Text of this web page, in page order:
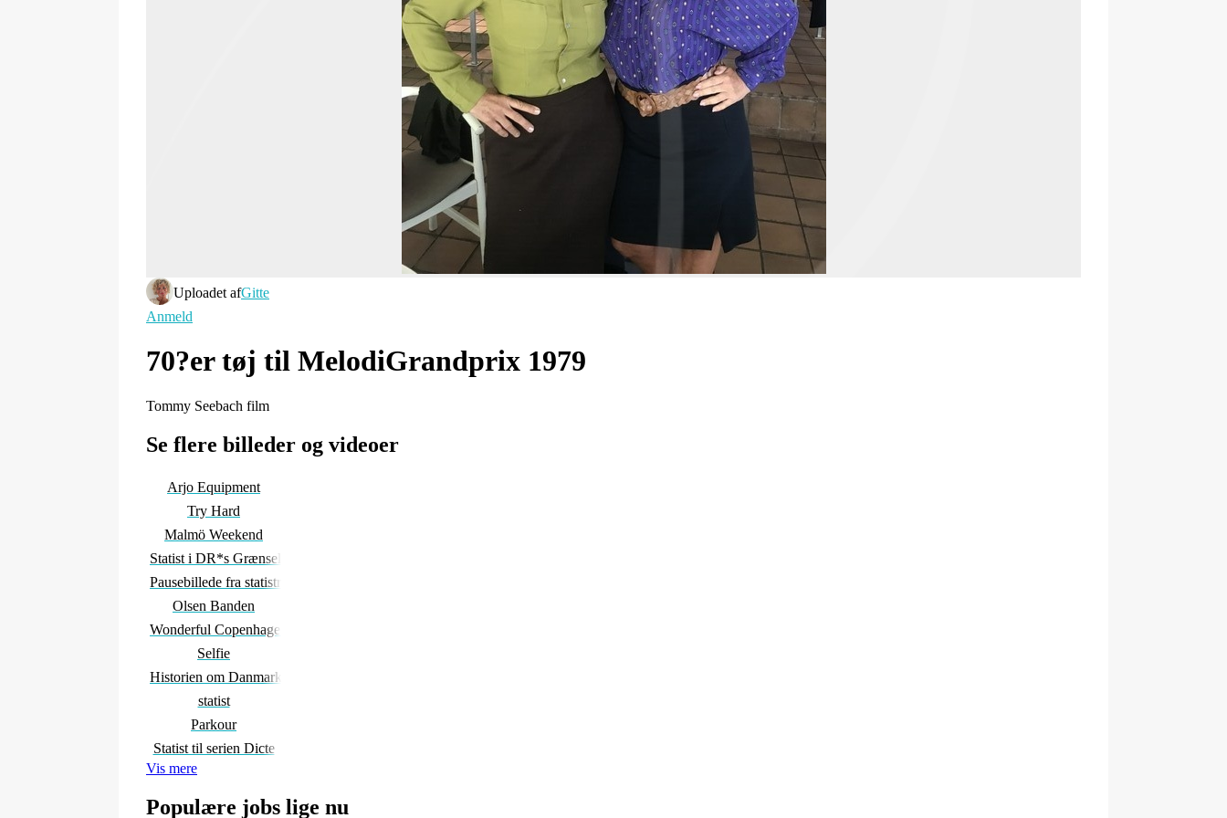
Uploadet afGitte
Anmeld
70?er tøj til MelodiGrandprix 1979
Tommy Seebach film
Se flere billeder og videoer
Arjo Equipment
Try Hard
Malmö Weekend
Statist i DR*s Grænselandet
Pausebillede fra statistrolle
Olsen Banden
Wonderful Copenhagen
Selfie
Historien om Danmark
statist
Parkour
Statist til serien Dicte
Vis mere
Populære jobs lige nu